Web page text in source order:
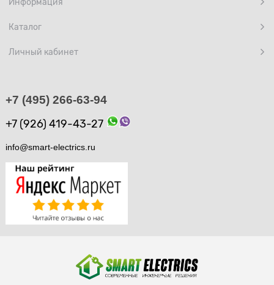
Каталог
Личный кабинет
+7 (495) 266-63-94
+7 (926) 419-43-27
info@smart-electrics.ru